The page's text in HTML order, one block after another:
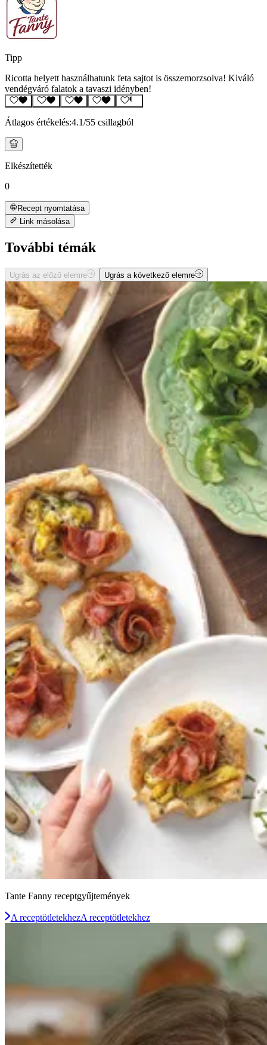
Tipp
Ricotta helyett használhatunk feta sajtot is összemorzsolva! Kiváló
vendégváró falatok a tavaszi idényben!
Átlagos értékelés:4.1/55 csillagból
Elkészítették
0
Recept nyomtatása
Link másolása
További témák
Ugrás az előző elemre Ugrás a következő elemre
Tante Fanny receptgyűjtemények
A receptötletekhezA receptötletekhez